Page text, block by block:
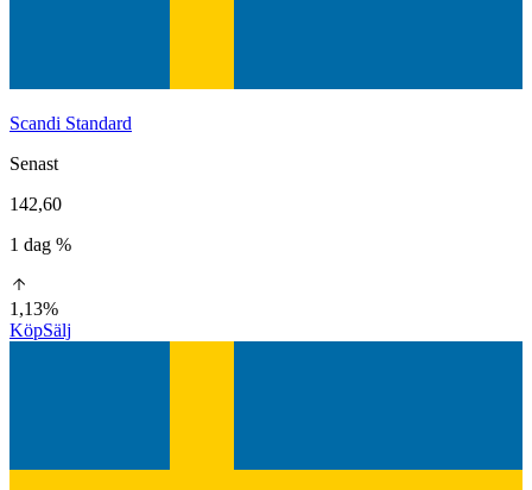
Scandi Standard
Senast
142,60
1 dag %
1,13%
KöpSälj